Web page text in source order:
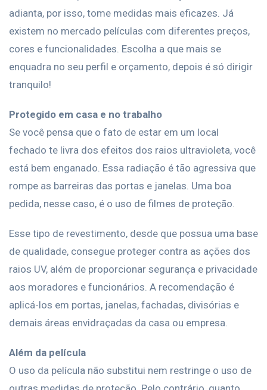
adianta, por isso, tome medidas mais eficazes. Já
existem no mercado películas com diferentes preços,
cores e funcionalidades. Escolha a que mais se
enquadra no seu perfil e orçamento, depois é só dirigir
tranquilo!
Protegido em casa e no trabalho
Se você pensa que o fato de estar em um local
fechado te livra dos efeitos dos raios ultravioleta, você
está bem enganado. Essa radiação é tão agressiva que
rompe as barreiras das portas e janelas. Uma boa
pedida, nesse caso, é o uso de filmes de proteção.
Esse tipo de revestimento, desde que possua uma base
de qualidade, consegue proteger contra as ações dos
raios UV, além de proporcionar segurança e privacidade
aos moradores e funcionários. A recomendação é
aplicá-los em portas, janelas, fachadas, divisórias e
demais áreas envidraçadas da casa ou empresa.
Além da película
O uso da película não substitui nem restringe o uso de